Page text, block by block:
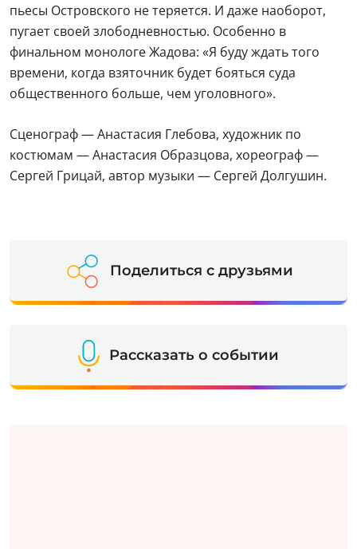
пьесы Островского не теряется. И даже наоборот,
пугает своей злободневностью. Особенно в
финальном монологе Жадова: «Я буду ждать того
времени, когда взяточник будет бояться суда
общественного больше, чем уголовного».
Сценограф — Анастасия Глебова, художник по
костюмам — Анастасия Образцова, хореограф —
Сергей Грицай, автор музыки — Сергей Долгушин.
Поделиться с друзьями
Рассказать о событии